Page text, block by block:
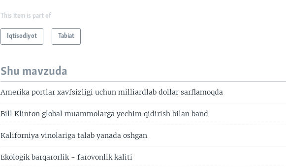
This item is part of
Iqtisodiyot Tabiat
Shu mavzuda
Amerika portlar xavfsizligi uchun milliardlab dollar sarflamoqda
Bill Klinton global muammolarga yechim qidirish bilan band
Kaliforniya vinolariga talab yanada oshgan
Ekologik barqarorlik - farovonlik kaliti